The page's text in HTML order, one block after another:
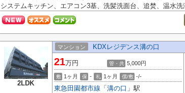
システムキッチン、エアコン3基、洗髪洗面台、追焚、温水
2LDK
マンション KDXレジデンス溝の口
21万円 管・共 5,000円
敷 1ヶ月 保 - 礼 1ヶ月 償/敷 -/-
東急田園都市線 「 溝の口 」駅